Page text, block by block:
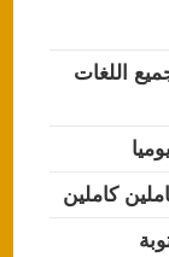
11 الاصلية بجميع اللغات
كاملين